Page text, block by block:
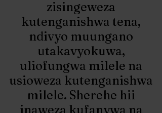
zisingeweza
kutenganishwa tena,
ndivyo muungano
utakavyokuwa,
uliofungwa milele na
usioweza kutenganishwa
milele. Sherehe hii
inaweza kufanywa na